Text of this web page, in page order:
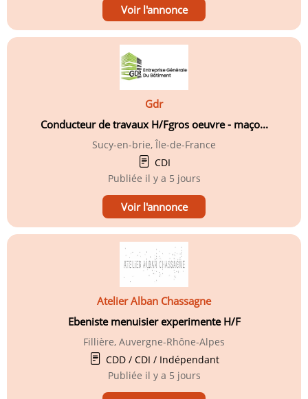
Voir l'annonce
Gdr
Conducteur de travaux H/Fgros oeuvre - maço...
Sucy-en-brie, Île-de-France
CDI
Publiée il y a 5 jours
Voir l'annonce
Atelier Alban Chassagne
Ebeniste menuisier experimente H/F
Fillière, Auvergne-Rhône-Alpes
CDD / CDI / Indépendant
Publiée il y a 5 jours